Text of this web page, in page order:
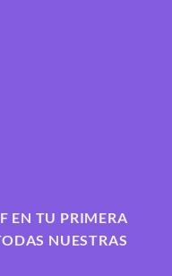
EN TU PRIMERA
NUESTRAS